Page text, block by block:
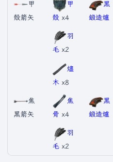
甲
殼箭矢
甲
殼 x4
羽
毛 x2
黑
鍛造爐
焦
黑箭矢
燼
木 x8
焦
骨 x4
羽
毛 x2
黑
鍛造爐